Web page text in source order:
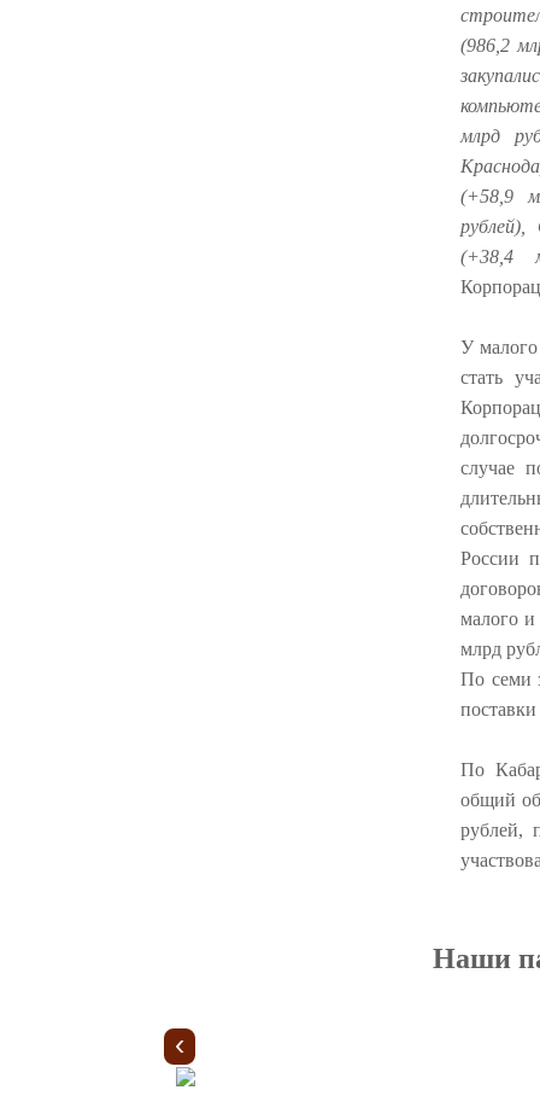
(986,2
млрд
(+58,9
(+38,4
У малого
стать
случае
России
малого и
млрд
По семи
По
общий
рублей,
Наши
‹